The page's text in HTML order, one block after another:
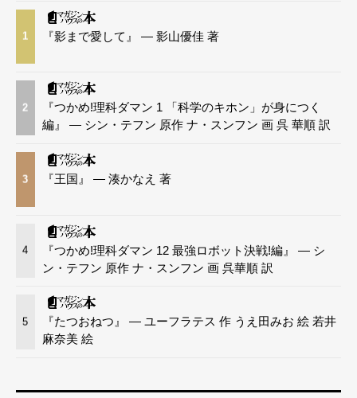
1 『影まで愛して』 — 影山優佳 著
2
『つかめ!理科ダマン 1 「科学のキホン」が身につく
編』 — シン・テフン 原作 ナ・スンフン 画 呉 華順 訳
3 『王国』 — 湊かなえ 著
4
『つかめ!理科ダマン 12 最強ロボット決戦!編』 — シ
ン・テフン 原作 ナ・スンフン 画 呉華順 訳
5
『たつおねつ』 — ユーフラテス 作 うえ田みお 絵 若井
麻奈美 絵